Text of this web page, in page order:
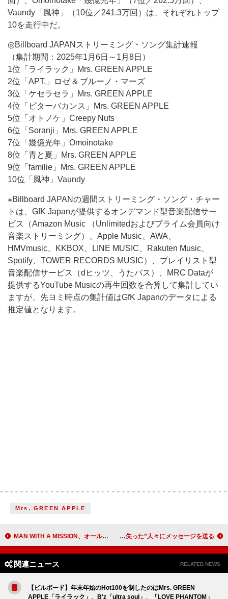
Vaundy「風神」（10位／241.3万回）は、それぞれトップ
10を走行中だ。
◎Billboard JAPANストリーミング・ソング集計速報
（集計期間：2025年1月6日～1月8日）
1位「ライラック」Mrs. GREEN APPLE
2位「APT.」ロゼ & ブルーノ・マーズ
3位「ケセラセラ」Mrs. GREEN APPLE
4位「ビターバカンス」Mrs. GREEN APPLE
5位「オトノケ」Creepy Nuts
6位「Soranji」Mrs. GREEN APPLE
7位「幾億光年」Omoinotake
8位「青と夏」Mrs. GREEN APPLE
9位「familie」Mrs. GREEN APPLE
10位「風神」Vaundy
※Billboard JAPANの週間ストリーミング・ソング・チャー
トは、GfK Japanが提供するオンデマンド型音楽配信サー
ビス（Amazon Music （Unlimitedおよびプライム会員向け
音楽ストリーミング）、Apple Music、AWA、
HMVmusic、KKBOX、LINE MUSIC、Rakuten Music、
Spotify、TOWER RECORDS MUSIC）、プレイリスト型
音楽配信サービス（dヒッツ、うたパス）、MRC Dataが
提供するYouTube Musicの再生回数を合算して集計してい
ますが、先ヨミ時点の集計値はGfK Japanのデータによる
推定値となります。
Mrs. GREEN APPLE
MAN WITH A MISSION、オール新曲編成の『XV e.p.』CD発売決定 自身初のFC限定盤も ジョン・メイヤー、米LA山火事で“何もかも失った”人々にメッセージを送る
関連ニュース RELATED NEWS
【ビルボード】年末年始のHot100を制したのはMrs. GREEN
APPLE「ライラック」、B'z「ultra soul」、「LOVE PHANTOM」